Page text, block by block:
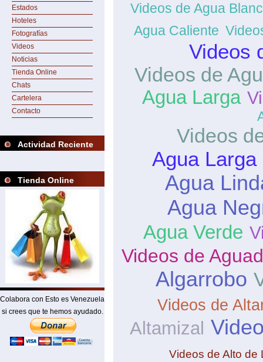
Estados
Hoteles
Fotografías
Videos
Noticias
Tienda Online
Chats
Cartelera
Contacto
Actividad Reciente
Tienda Online
Colabora con Esto es Venezuela
si crees que te hemos ayudado.
Videos de Agua
Agua Caliente
Videos
Videos de
Agua Larga
Videos
Agua
Agua
Agua
Agua Verde
Videos de
Algarrobo
Videos de
Altamizal
Videos de Alto de